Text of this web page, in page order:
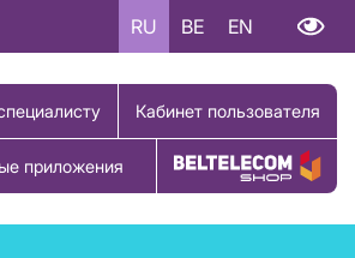
RU BE EN
Кабинет пользователя
приложения Купить товар